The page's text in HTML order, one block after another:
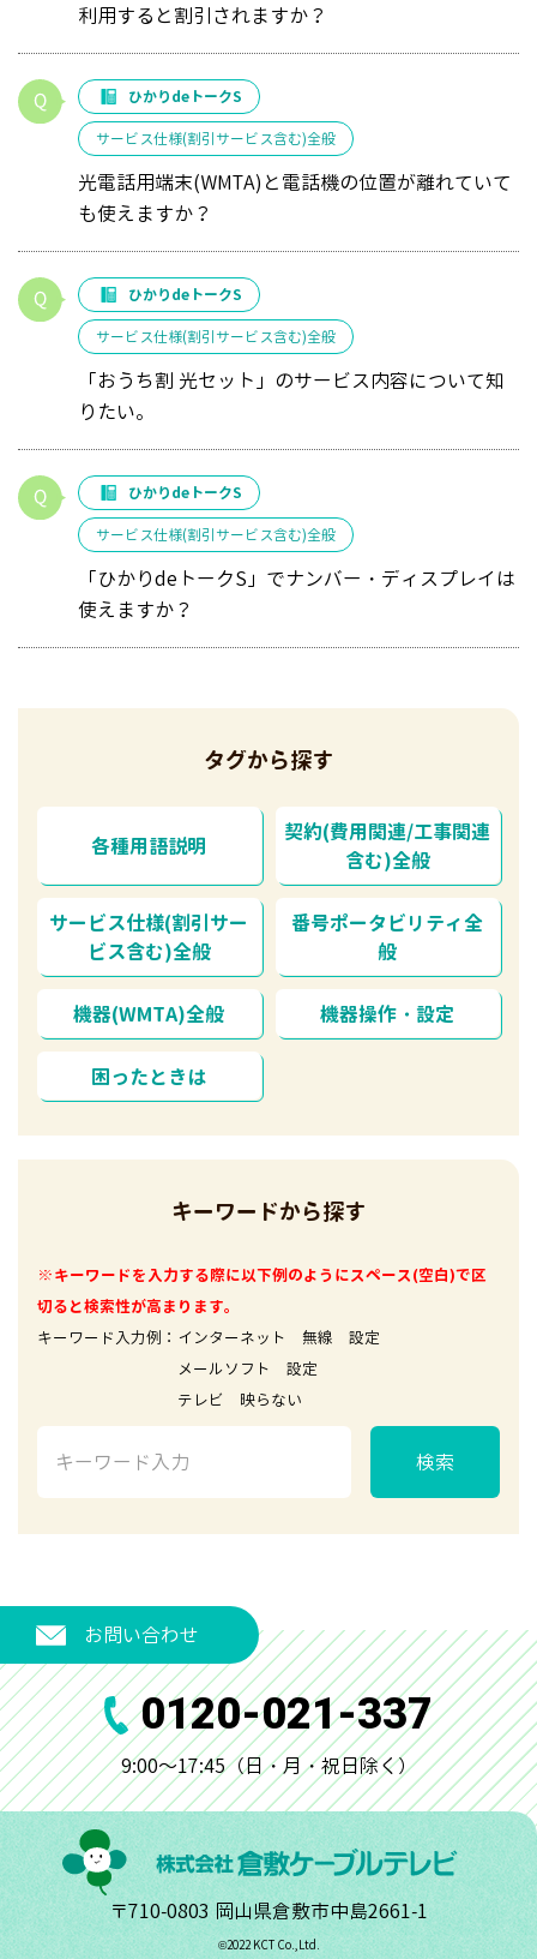
利用すると割引されますか？
ひかりdeトークS
サービス仕様(割引サービス含む)全般
光電話用端末(WMTA)と電話機の位置が離れていて
も使えますか？
ひかりdeトークS
サービス仕様(割引サービス含む)全般
「おうち割 光セット」のサービス内容について知
りたい。
ひかりdeトークS
サービス仕様(割引サービス含む)全般
「ひかりdeトークS」でナンバー・ディスプレイは
使えますか？
タグから探す
各種用語説明
契約(費用関連/工事関連
含む)全般
サービス仕様(割引サー
ビス含む)全般
番号ポータビリティ全
般
機器(WMTA)全般 機器操作・設定
困ったときは
キーワードから探す
※キーワードを入力する際に以下例のようにスペース(空白)で区
切ると検索性が高まります。
キーワード入力例：インターネット 無線 設定
メールソフト 設定
テレビ 映らない
検索
お問い合わせ
0120-021-337
9:00～17:45（日・月・祝日除く）
〒710-0803 岡山県倉敷市中島2661-1
©︎2022 KCT Co.,Ltd.